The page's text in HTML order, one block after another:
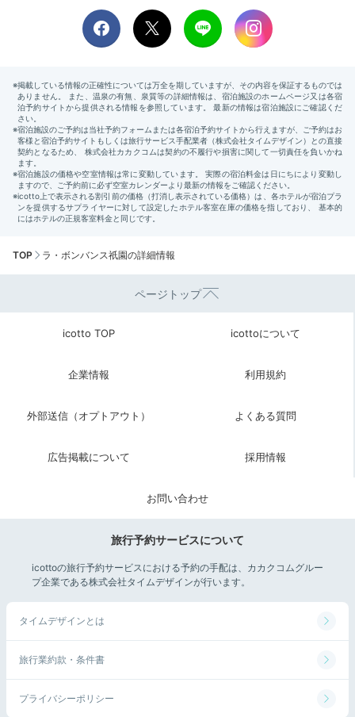
TOP ラ・ボンバンス祇園の詳細情報
ページトップ
icotto TOP icottoについて
企業情報 利用規約
外部送信（オプトアウト） よくある質問
広告掲載について 採用情報
お問い合わせ
旅行予約サービスについて
icottoの旅行予約サービスにおける予約の手配は、カカクコムグルー
プ企業である株式会社タイムデザインが行います。
タイムデザインとは
旅行業約款・条件書
プライバシーポリシー